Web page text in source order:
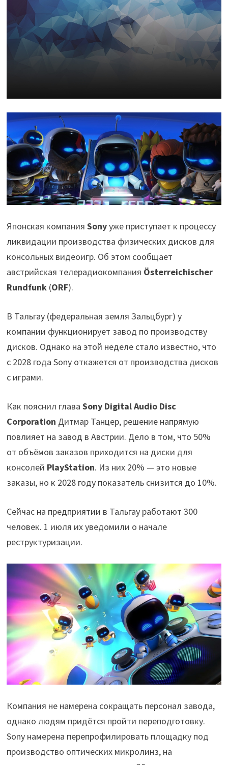
Японская компания Sonyуже приступает к процессу
ликвидации производства физических дисков для
консольных видеоигр. Об этом сообщает
австрийская телерадиокомпания Österreichischer
Rundfunk(ORF).
В Тальгау (федеральная земля Зальцбург) у
компании функционирует завод по производству
дисков. Однако на этой неделе стало известно, что
с 2028 года Sony откажется от производства дисков
с играми.
Как пояснил глава Sony Digital Audio Disc
Corporation Дитмар Танцер, решение напрямую
повлияет на завод в Австрии. Дело в том, что 50%
от объёмов заказов приходится на диски для
консолей PlayStation. Из них 20% — это новые
заказы, но к 2028 году показатель снизится до 10%.
Сейчас на предприятии в Тальгау работают 300
человек. 1 июля их уведомили о начале
реструктуризации.
Компания не намерена сокращать персонал завода,
однако людям придётся пройти переподготовку.
Sony намерена перепрофилировать площадку под
производство оптических микролинз, на